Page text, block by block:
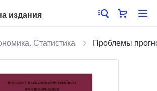
издания
Статистика Проблемы